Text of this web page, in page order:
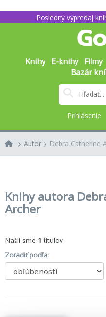
Posledný výpredaj
Knihy E-knihy Filmy
Bazár
Prihlásenie
Autor Debra Catherine
Knihy autora
Archer
Našli sme 1 titulov
Zoradiť podľa: